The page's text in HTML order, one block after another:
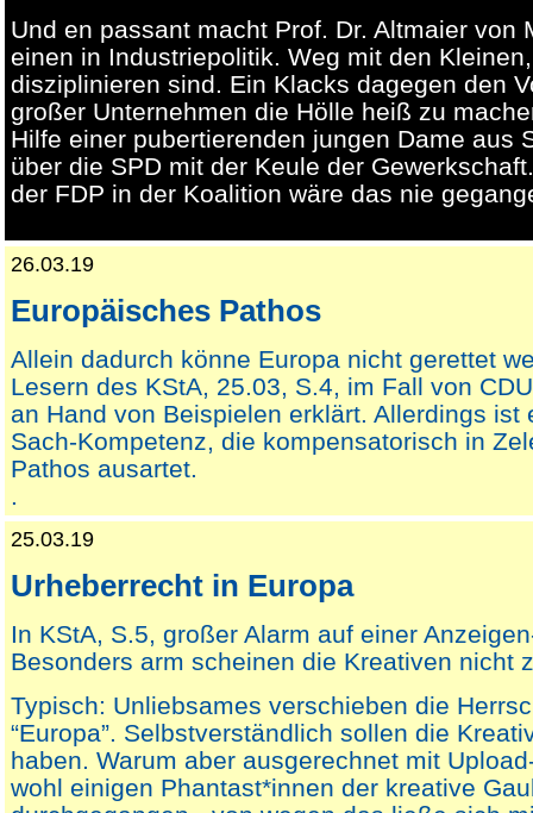
Und en passant macht Prof. Dr. Altmaier von
einen in Industriepolitik. Weg mit den
disziplinieren sind. Ein Klacks dagegen den
großer Unternehmen die Hölle heiß zu
Hilfe einer pubertierenden jungen Dame aus
über die SPD mit der Keule der
der FDP in der Koalition wäre das nie
26.03.19
Europäisches Pathos
Allein dadurch könne Europa nicht gerettet
Lesern des KStA, 25.03, S.4, im Fall von
an Hand von Beispielen erklärt. Allerdings ist
Sach-Kompetenz, die kompensatorisch in
Pathos ausartet.
.
25.03.19
Urheberrecht in Europa
In KStA, S.5, großer Alarm auf einer
Besonders arm scheinen die Kreativen nicht
Typisch: Unliebsames verschieben die
“Europa”. Selbstverständlich sollen die
haben. Warum aber ausgerechnet mit
wohl einigen Phantast*innen der kreative